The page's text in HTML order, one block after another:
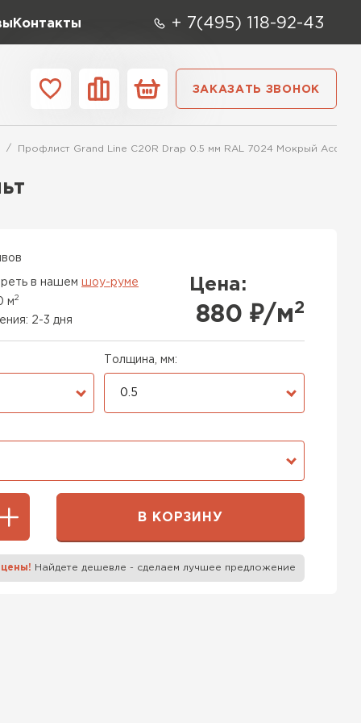
Контакты + 7(495) 118-92-43
Вид
ЗАКАЗАТЬ ЗВОНОК
Профлист Grand Line С20R Drap 0.5 мм RAL 7024 Мокрый
в нашем шоу-руме
м2
2-3 дня
Цена:
880 ₽/м2
Толщина, мм:
0.5
В КОРЗИНУ
Найдете дешевле - сделаем лучшее предложение
Контакты